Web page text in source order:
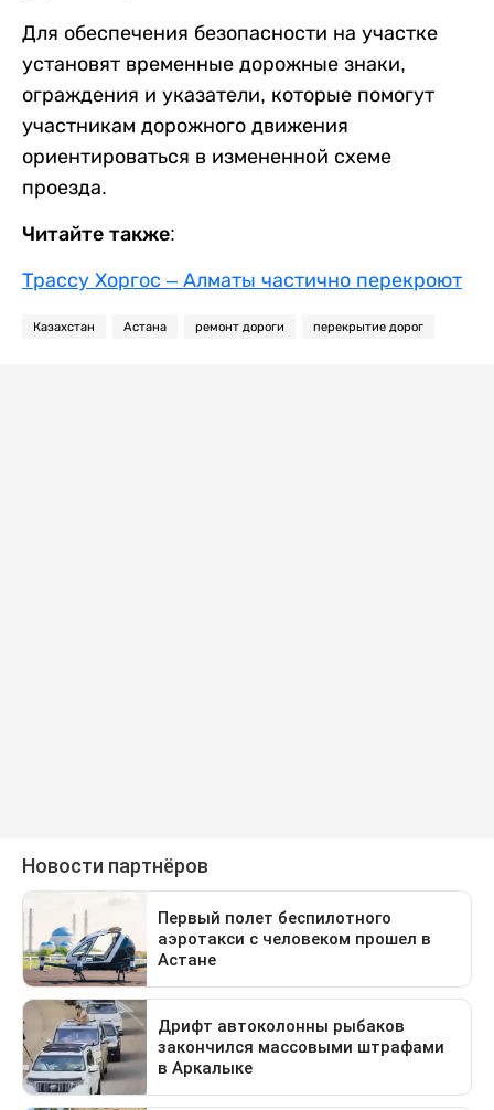
Для обеспечения безопасности на участке
установят временные дорожные знаки,
ограждения и указатели, которые помогут
участникам дорожного движения
ориентироваться в измененной схеме
проезда.
Читайте также:
Трассу Хоргос – Алматы частично перекроют
Казахстан Астана ремонт дороги перекрытие дорог